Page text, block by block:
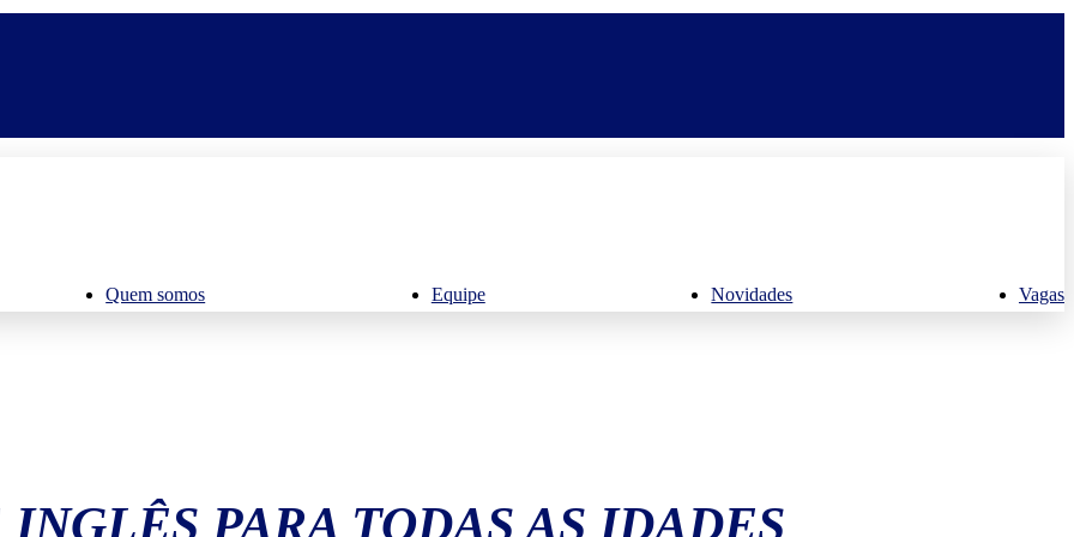
Quem somos Equipe Novidades Vagas
INGLÊS PARA TODAS AS IDADES